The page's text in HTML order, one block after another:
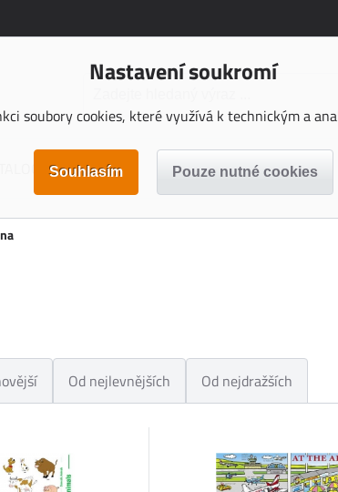
Nastavení soukromí
soubory cookies, které využívá k technickým a
KE STAŽENÍ
Od nejlevnějších Od nejdražších